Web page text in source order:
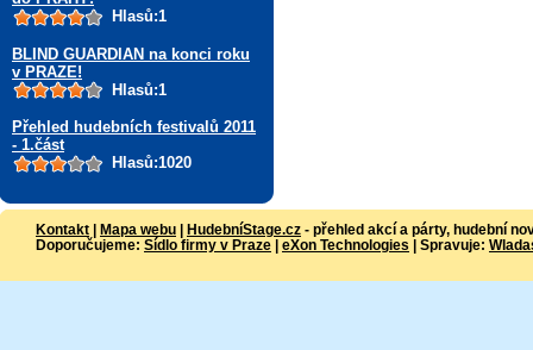
Hlasů:1
BLIND GUARDIAN na konci roku
v PRAZE!
Hlasů:1
Přehled hudebních festivalů 2011
- 1.část
Hlasů:1020
Kontakt | Mapa webu | HudebníStage.cz - přehled akcí a párty, hudební
Doporučujeme: Sídlo firmy v Praze | eXon Technologies | Spravuje: